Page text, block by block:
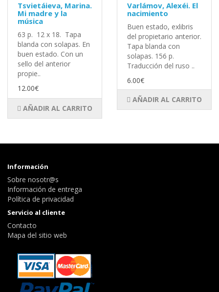
Tsvietáieva, Marina.
Mi madre y la
música
63 p. 12 x 18. Tapa
blanda con solapas. En
buen estado. Con un
sello del anterior
propie..
12.00€
AÑADIR AL CARRITO
Varlámov, Alexéi. El
nacimiento
Buen estado, exlibris
del propietario anterior.
Tapa blanda con
solapas. 156 p.
Traducción del ruso ..
6.00€
AÑADIR AL CARRITO
Información
Sobre nosotr@s
Información de entrega
Política de privacidad
Servicio al cliente
Contacto
Mapa del sitio web